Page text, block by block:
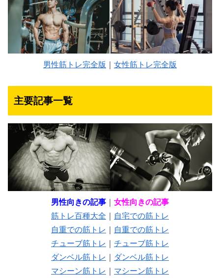
男性筋トレ完全版 女性筋トレ完全版
主要記事一覧
男性向きの記事
女性向きの記事
筋トレ百種大全
自宅での筋トレ
自重での筋トレ
自重での筋トレ
チューブ筋トレ
チューブ筋トレ
ダンベル筋トレ
ダンベル筋トレ
マシーン筋トレ
マシーン筋トレ